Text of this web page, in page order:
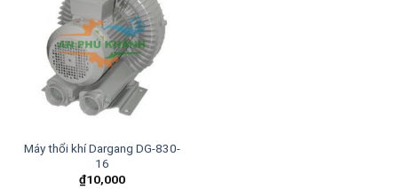
Add to
wishlist
Máy thổi khí Dargang DG-830-
16
₫10,000